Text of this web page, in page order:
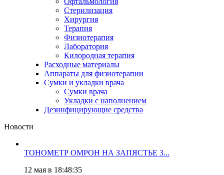
Стерилизация
Хирургия
Терапия
Физиотерапия
Лаборатория
Килородная терапия
Расходные материалы
Аппараты для физиотерапии
Сумки и укладки врача
Сумки врача
Укладки с наполнением
Дезинфицирующие средства
Новости
ТОНОМЕТР ОМРОН НА ЗАПЯСТЬЕ 3...
12 мая в 18:48:35